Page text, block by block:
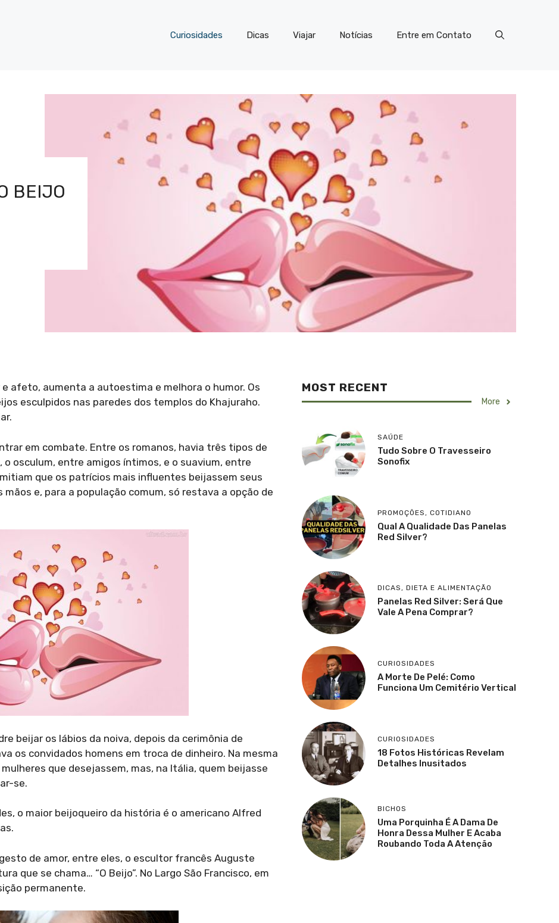
Curiosidades Dicas Viajar Notícias Entre em Contato
BEIJO
afeto, aumenta a autoestima e melhora o humor. Os
esculpidos nas paredes dos templos do Khajuraho.
em combate. Entre os romanos, havia três tipos de
osculum, entre amigos íntimos, e o suavium, entre
que os patrícios mais influentes beijassem seus
e, para a população comum, só restava a opção de
beijar os lábios da noiva, depois da cerimônia de
os convidados homens em troca de dinheiro. Na mesma
que desejassem, mas, na Itália, quem beijasse
se.
o maior beijoqueiro da história é o americano Alfred
de amor, entre eles, o escultor francês Auguste
que se chama… “O Beijo”. No Largo São Francisco, em
permanente.
MOST RECENT
More
SAÚDE
Tudo Sobre O Travesseiro
Sonofix
PROMOÇÕES , COTIDIANO
Qual A Qualidade Das Panelas
Red Silver?
DICAS, DIETA E ALIMENTAÇÃO
Panelas Red Silver: Será Que
Vale A Pena Comprar?
CURIOSIDADES
A Morte De Pelé: Como
Funciona Um Cemitério Vertical
CURIOSIDADES
18 Fotos Históricas Revelam
Detalhes Inusitados
BICHOS
Uma Porquinha É A Dama De
Honra Dessa Mulher E Acaba
Roubando Toda A Atenção